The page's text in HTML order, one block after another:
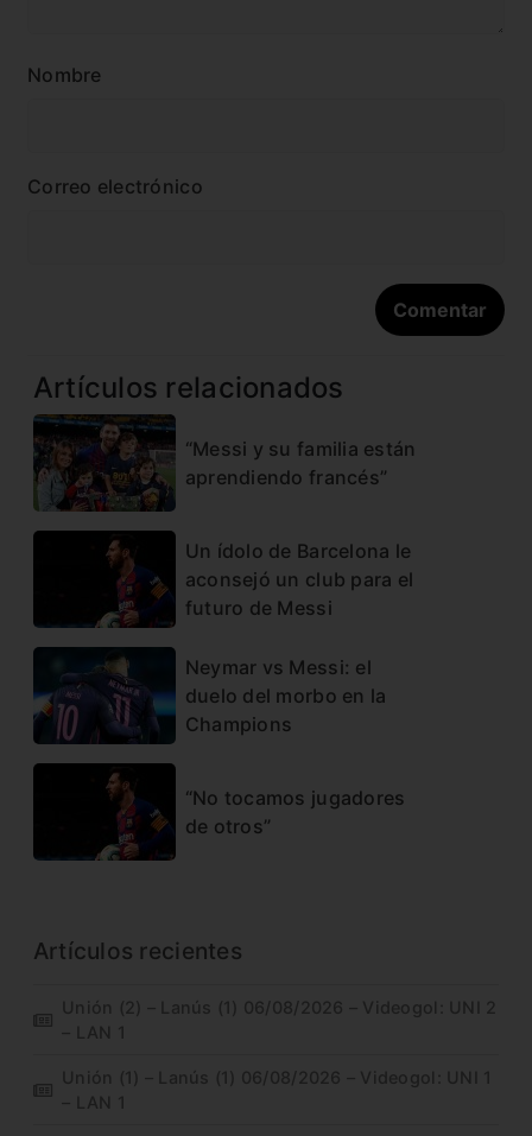
Nombre
Correo electrónico
Artículos relacionados
“Messi y su familia están
aprendiendo francés”
Un ídolo de Barcelona le
aconsejó un club para el
futuro de Messi
Neymar vs Messi: el
duelo del morbo en la
Champions
“No tocamos jugadores
de otros”
Artículos recientes
Unión (2) – Lanús (1) 06/08/2026 – Videogol: UNI 2
– LAN 1
Unión (1) – Lanús (1) 06/08/2026 – Videogol: UNI 1
– LAN 1